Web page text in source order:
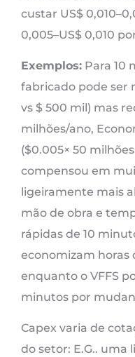
custar US$
0,005–US$ 0,010
Exemplos: Para 10
fabricado pode ser
vs $ 500 mil) mas
milhões/ano,
($0.005× 50
compensou em
ligeiramente mais
mão de obra e
rápidas de 10
economizam horas
enquanto o VFFS
minutos por
Capex varia de
do setor: E.G..